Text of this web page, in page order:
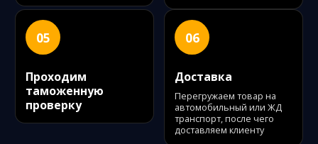
05
Проходим
таможенную
проверку
06
Доставка
Перегружаем товар на
автомобильный или ЖД
транспорт, после чего
доставляем клиенту